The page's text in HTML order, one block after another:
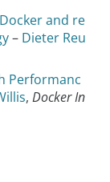
and re
– Dieter Reu
Performanc
, Docker In